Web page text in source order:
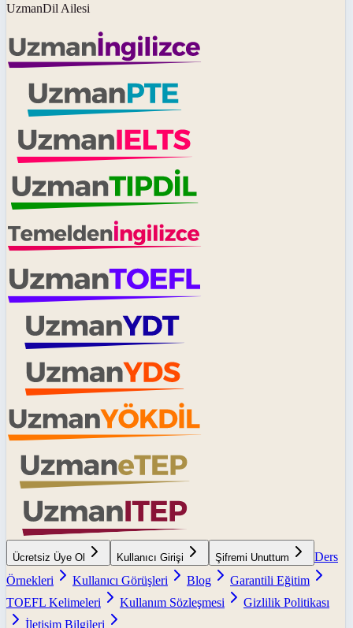
UzmanDil Ailesi
Ücretsiz Üye Ol Kullanıcı Girişi Şifremi Unuttum
Ders
Örnekleri
Kullanıcı Görüşleri Blog
Garantili Eğitim
TOEFL Kelimeleri
Kullanım Sözleşmesi
Gizlilik Politikası
İletişim Bilgileri